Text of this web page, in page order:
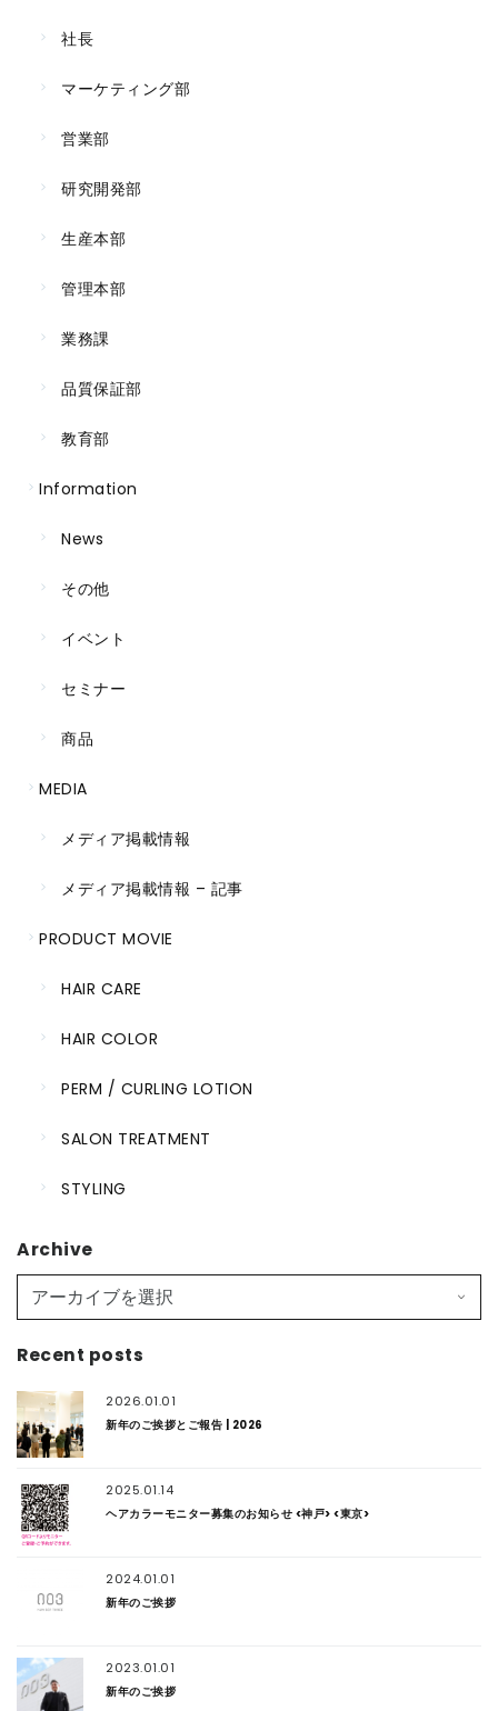
社長
マーケティング部
営業部
研究開発部
生産本部
管理本部
業務課
品質保証部
教育部
Information
News
その他
イベント
セミナー
商品
MEDIA
メディア掲載情報
メディア掲載情報 – 記事
PRODUCT MOVIE
HAIR CARE
HAIR COLOR
PERM / CURLING LOTION
SALON TREATMENT
STYLING
Archive
Recent posts
2026.01.01
新年のご挨拶とご報告 | 2026
2025.01.14
ヘアカラーモニター募集のお知らせ <神戸> <東京>
2024.01.01
新年のご挨拶
2023.01.01
新年のご挨拶